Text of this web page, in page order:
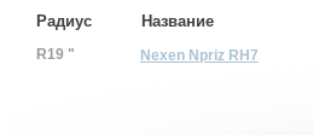
Радиус Название
R19 " Nexen Npriz RH7